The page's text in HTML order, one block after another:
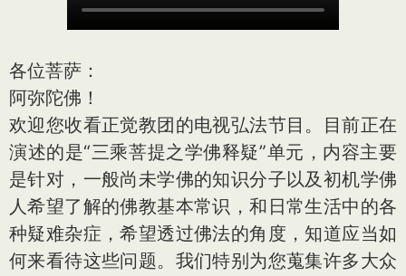
各位菩萨：
阿弥陀佛！
欢迎您收看正觉教团的电视弘法节目。目前正在
演述的是“三乘菩提之学佛释疑”单元，内容主要
是针对，一般尚未学佛的知识分子以及初机学佛
人希望了解的佛教基本常识，和日常生活中的各
种疑难杂症，希望透过佛法的角度，知道应当如
何来看待这些问题。我们特别为您蒐集许多大众